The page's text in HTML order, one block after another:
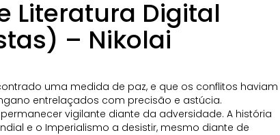
Literatura Digital
– Nikolai
uma medida de paz, e que os conflitos haviam
entrelaçados com precisão e astúcia.
vigilante diante da adversidade. A história
e o Imperialismo a desistir, mesmo diante de